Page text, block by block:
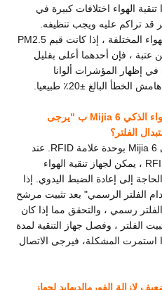
الهواء اختلافات كبيرة في
فيما يتعلق بألوان مؤشرات جودة الهواء المختلفة ، إذا كانت قيم PM2.5
عتبة ، فإن أحدهما أعلى بقليل
إظهار المؤشرات ألوانا
16. س: لماذا يطالب جهاز تنقية الهواء الذكي Mijia 6 ب "يرجى
الفلتر؟
ج: تم تجهيز جهاز تنقية الهواء الذكي Mijia 6 بوحدة علامة RFID. عند
تثبيت مرشح رسمي جديد بعلامة RFID ، يمكن لجهاز تنقية الهواء
إلى إعادة الضبط اليدوي. إذا
الفلتر الرسمي" بعد تثبيت مرشح
رسمي ، والتحقق مما إذا كان
الفلتر ، وفصل جهاز التنقية لمدة
استمرت المشكلة، فيرجى الاتصال
لإزالة الفورمالديهايد لجهاز